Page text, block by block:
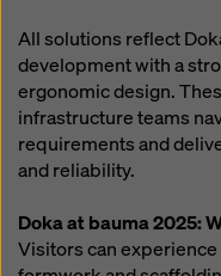
All solutions reflect
development with a
ergonomic design.
infrastructure teams
requirements and
and reliability.
Doka at bauma 2025:
Visitors can experience